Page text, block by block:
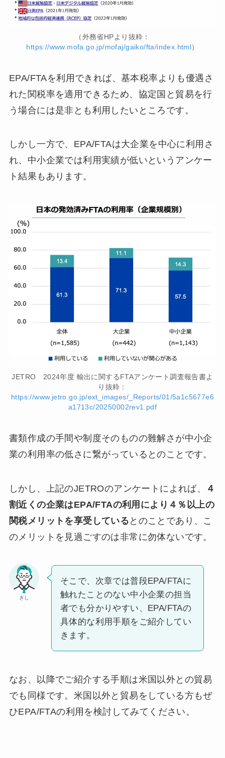
（外務省HPより抜粋：
https://www.mofa.go.jp/mofaj/gaiko/fta/index.html）
EPA/FTAを利用できれば、基本税率よりも優遇さ
れた関税率を適用できるため、協定国と貿易を行
う場合には是非とも利用したいところです。
しかし一方で、EPA/FTAは大企業を中心に利用さ
れ、中小企業では利用実績が低いというアンケー
ト結果もあります。
JETRO 2024年度 輸出に関するFTAアンケート調査報告書よ
り抜粋：
https://www.jetro.go.jp/ext_images/_Reports/01/5a1c5677e6
a1713c/20250002rev1.pdf
書類作成の手間や制度そのものの難解さが中小企
業の利用率の低さに繋がっているとのことです。
しかし、上記のJETROのアンケートによれば、
４
割近くの企業はEPA/FTAの利用により４％以上の
関税メリットを享受している とのことであり、こ
のメリットを見過ごすのは非常に勿体ないです。
きし
そこで、次章では普段EPA/FTAに
触れたことのない中小企業の担当
者でも分かりやすい、EPA/FTAの
具体的な利用手順をご紹介してい
きます。
なお、以降でご紹介する手順は米国以外との貿易
でも同様です。米国以外と貿易をしている方もぜ
ひEPA/FTAの利用を検討してみてください。